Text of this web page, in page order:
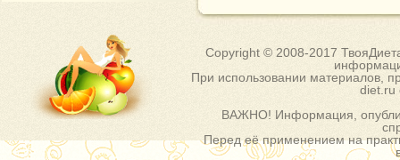
Copyright © 2008-2017
При использовании материалов,
diet.ru
ВАЖНО! Информация,
Перед её применением на